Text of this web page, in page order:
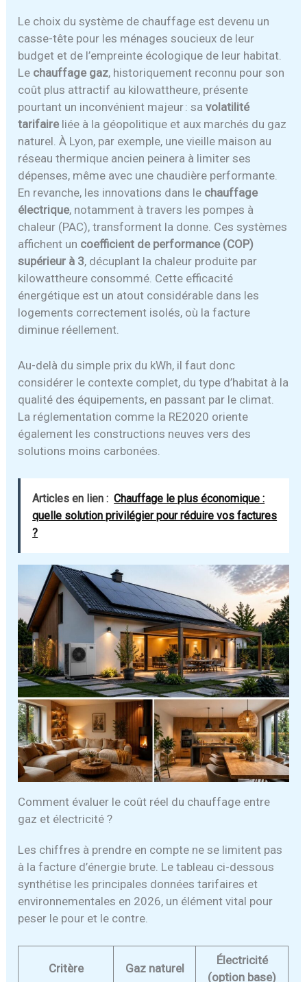
Le choix du système de chauffage est devenu un
casse-tête pour les ménages soucieux de leur
budget et de l’empreinte écologique de leur habitat.
Le chauffage gaz, historiquement reconnu pour son
coût plus attractif au kilowattheure, présente
pourtant un inconvénient majeur : savolatilité
tarifaireliée à la géopolitique et aux marchés du gaz
naturel. À Lyon, par exemple, une vieille maison au
réseau thermique ancien peinera à limiter ses
dépenses, même avec une chaudière performante.
En revanche, les innovations dans le chauffage
électrique, notamment à travers les pompes à
chaleur (PAC), transforment la donne. Ces systèmes
affichent un coefficient de performance (COP)
supérieur à 3, décuplant la chaleur produite par
kilowattheure consommé. Cette efficacité
énergétique est un atout considérable dans les
logements correctement isolés, où la facture
diminue réellement.
Au-delà du simple prix du kWh, il faut donc
considérer le contexte complet, du type d’habitat à la
qualité des équipements, en passant par le climat.
La réglementation comme la RE2020 oriente
également les constructions neuves vers des
solutions moins carbonées.
Articles en lien : Chauffage le plus économique :
quelle solution privilégier pour réduire vos factures
?
Comment évaluer le coût réel du chauffage entre
gaz et électricité ?
Les chiffres à prendre en compte ne se limitent pas
à la facture d’énergie brute. Le tableau ci-dessous
synthétise les principales données tarifaires et
environnementales en 2026, un élément vital pour
peser le pour et le contre.
Critère Gaz naturel
Électricité
(option base)